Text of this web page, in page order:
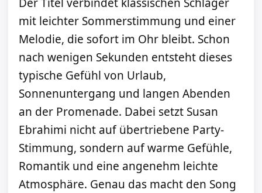
Der Titel verbindet klassischen Schlager
mit leichter Sommerstimmung und einer
Melodie, die sofort im Ohr bleibt. Schon
nach wenigen Sekunden entsteht dieses
typische Gefühl von Urlaub,
Sonnenuntergang und langen Abenden
an der Promenade. Dabei setzt Susan
Ebrahimi nicht auf übertriebene Party-
Stimmung, sondern auf warme Gefühle,
Romantik und eine angenehm leichte
Atmosphäre. Genau das macht den Song